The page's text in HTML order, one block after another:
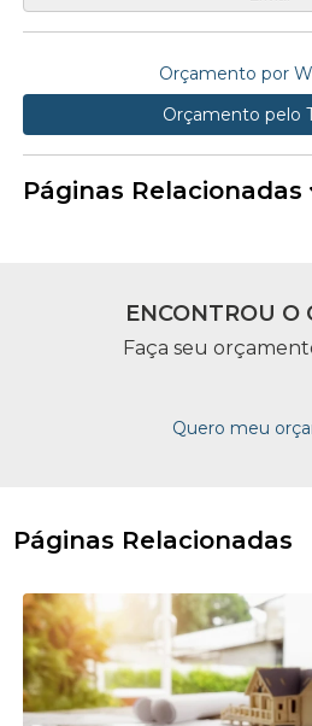
Orçamento por
Orçamento pelo
Páginas Relacionadas
ENCONTROU O
Faça seu
Quero meu
Páginas Relacionadas